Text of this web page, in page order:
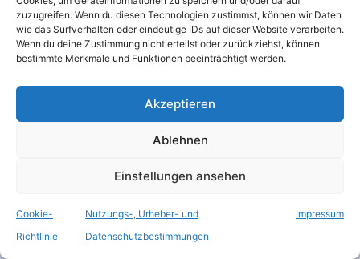
zuzugreifen. Wenn du diesen Technologien zustimmst, können wir Daten
wie das Surfverhalten oder eindeutige IDs auf dieser Website verarbeiten.
Wenn du deine Zustimmung nicht erteilst oder zurückziehst, können
bestimmte Merkmale und Funktionen beeinträchtigt werden.
Akzeptieren
Ablehnen
Einstellungen ansehen
Cookie-
Richtlinie
Nutzungs-, Urheber- und
Datenschutzbestimmungen
Impressum
Review: “The Mandalorian & Grogu”
ESA ESO Exoplaneten